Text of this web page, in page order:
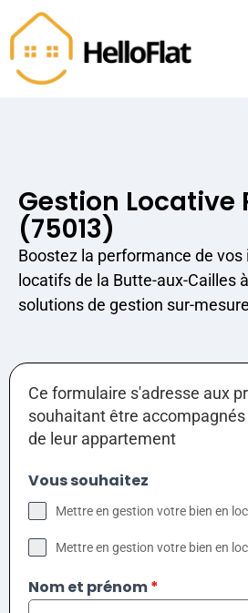
Gestion Locative
(75013)
Boostez la performance de
locatifs de la Butte-aux-Cailles
solutions de gestion sur-
Ce formulaire s'adresse aux
souhaitant être
de leur appartement
Vous souhaitez
Mettre en gestion votre bien en
Mettre en gestion votre bien en
Nom et prénom*